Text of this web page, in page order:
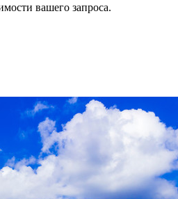
вашего запроса.